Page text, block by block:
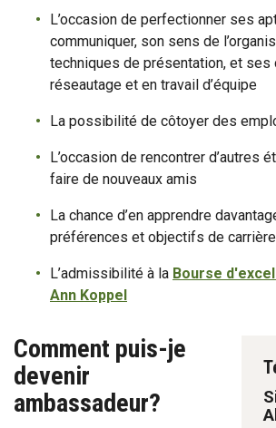
L’occasion de perfectionner ses
communiquer, son sens de
techniques de présentation, et ses
réseautage et en travail d’équipe
La possibilité de côtoyer des
L’occasion de rencontrer d’autres
faire de nouveaux amis
La chance d’en apprendre
préférences et objectifs de carrière
L’admissibilité à la Bourse
Ann Koppel
Comment puis-je
devenir
ambassadeur?